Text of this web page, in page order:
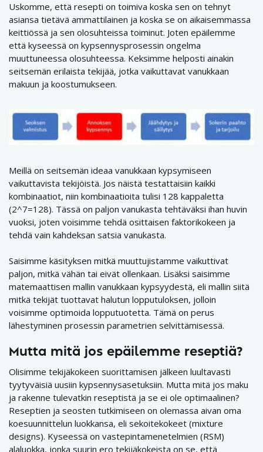
Uskomme, että resepti on toimiva koska sen on tehnyt
asiansa tietävä ammattilainen ja koska se on aikaisemmassa
keittiössä ja sen olosuhteissa toiminut. Joten epäilemme
että kyseessä on kypsennysprosessin ongelma
muuttuneessa olosuhteessa. Keksimme helposti ainakin
seitsemän erilaista tekijää, jotka vaikuttavat vanukkaan
makuun ja koostumukseen.
Meillä on seitsemän ideaa vanukkaan kypsymiseen
vaikuttavista tekijöistä. Jos näistä testattaisiin kaikki
kombinaatiot, niin kombinaatioita tulisi 128 kappaletta
(2^7=128). Tässä on paljon vanukasta tehtäväksi ihan huvin
vuoksi, joten voisimme tehdä osittaisen faktorikokeen ja
tehdä vain kahdeksan satsia vanukasta.
Saisimme käsityksen mitkä muuttujistamme vaikuttivat
paljon, mitkä vähän tai eivät ollenkaan. Lisäksi saisimme
matemaattisen mallin vanukkaan kypsyydestä, eli mallin siitä
mitkä tekijät tuottavat halutun lopputuloksen, jolloin
voisimme optimoida lopputuotetta. Tämä on perus
lähestyminen prosessin parametrien selvittämisessä.
Mutta mitä jos epäilemme reseptiä?
Olisimme tekijäkokeen suorittamisen jälkeen luultavasti
tyytyväisiä uusiin kypsennysasetuksiin. Mutta mitä jos maku
ja rakenne tulevatkin reseptistä ja se ei ole optimaalinen?
Reseptien ja seosten tutkimiseen on olemassa aivan oma
koesuunnittelun luokkansa, eli sekoitekokeet (mixture
designs). Kyseessä on vastepintamenetelmien (RSM)
alaluokka, jonka suurin ero tekijäkokeista on se, että